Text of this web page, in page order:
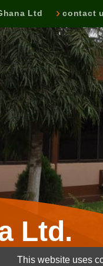
Ltd contact
Ltd.
This website uses